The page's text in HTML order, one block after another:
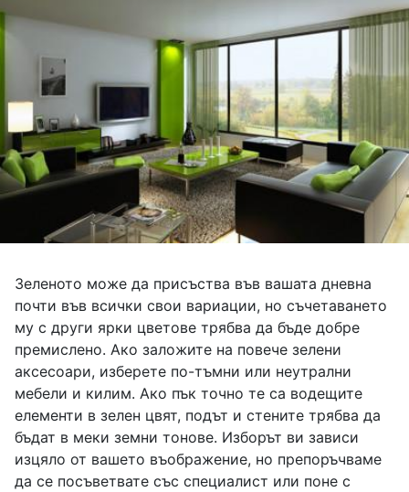
Зеленото може да присъства във вашата дневна
почти във всички свои вариации, но съчетаването
му с други ярки цветове трябва да бъде добре
премислено. Ако заложите на повече зелени
аксесоари, изберете по-тъмни или неутрални
мебели и килим. Ако пък точно те са водещите
елементи в зелен цвят, подът и стените трябва да
бъдат в меки земни тонове. Изборът ви зависи
изцяло от вашето въображение, но препоръчваме
да се посъветвате със специалист или поне с